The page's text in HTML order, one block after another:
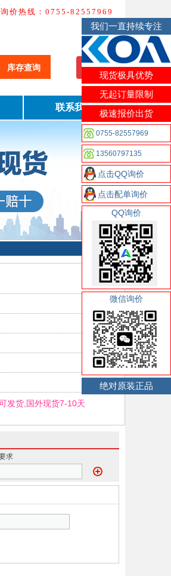
价热线：0755-82557969
库存查询 我要询价
联系我们
发货,国外现货7-10天
求
我们一直持续专注
现货极具优势
无起订量限制
极速报价出货
0755-82557969
13560797135
点击QQ询价
点击配单询价
QQ询价
微信询价
绝对原装正品